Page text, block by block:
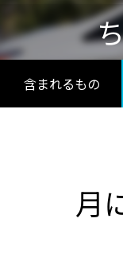
含まれるもの
月